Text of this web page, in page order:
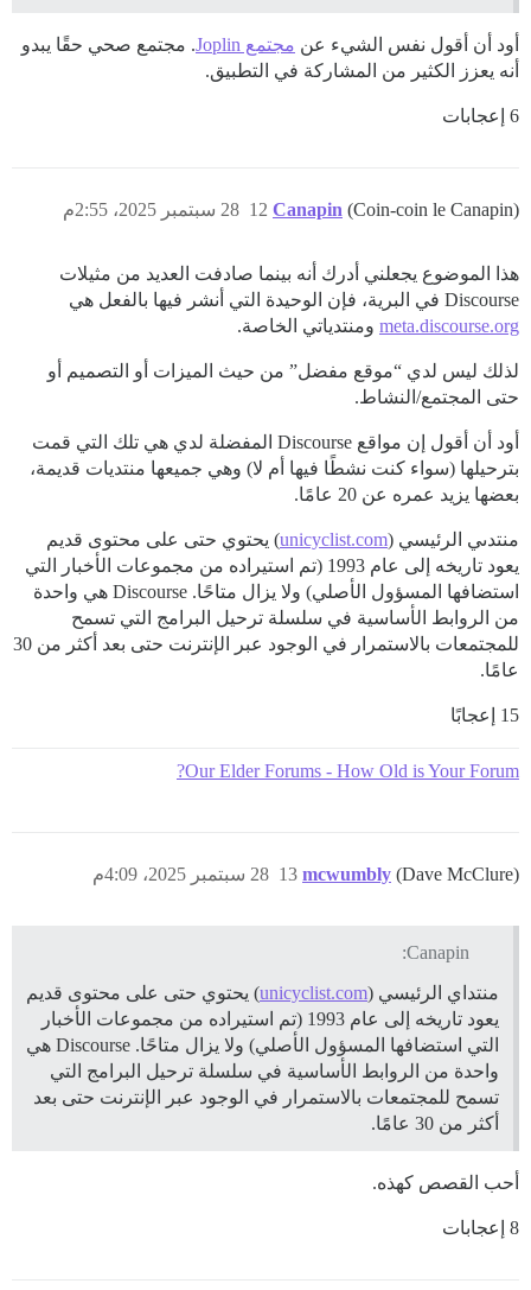
أود أن أقول نفس الشيء عن مجتمع Joplin
. مجتمع صحي حقًا يبدو
أنه يعزز الكثير من المشاركة في التطبيق.
6 إعجابات
Canapin (Coin-coin le Canapin) 28 سبتمبر 2025، 2:55م 12
هذا الموضوع يجعلني أدرك أنه بينما صادفت العديد من مثيلات
Discourse في البرية، فإن الوحيدة التي أنشر فيها بالفعل هي
meta.discourse.org ومنتدياتي الخاصة.
لذلك ليس لدي “موقع مفضل” من حيث الميزات أو التصميم أو
حتى المجتمع/النشاط.
أود أن أقول إن مواقع Discourse المفضلة لدي هي تلك التي قمت
بترحيلها (سواء كنت نشطًا فيها أم لا) وهي جميعها منتديات قديمة،
بعضها يزيد عمره عن 20 عامًا.
منتدىي الرئيسي (unicyclist.com) يحتوي حتى على محتوى قديم
يعود تاريخه إلى عام 1993 (تم استيراده من مجموعات الأخبار التي
استضافها المسؤول الأصلي) ولا يزال متاحًا. Discourse هي واحدة
من الروابط الأساسية في سلسلة ترحيل البرامج التي تسمح
للمجتمعات بالاستمرار في الوجود عبر الإنترنت حتى بعد أكثر من 30
عامًا.
15 إعجابًا
Our Elder Forums - How Old is Your Forum?
mcwumbly (Dave McClure) 28 سبتمبر 2025، 4:09م 13
Canapin:
منتداي الرئيسي (unicyclist.com) يحتوي حتى على محتوى قديم
يعود تاريخه إلى عام 1993 (تم استيراده من مجموعات الأخبار
التي استضافها المسؤول الأصلي) ولا يزال متاحًا. Discourse هي
واحدة من الروابط الأساسية في سلسلة ترحيل البرامج التي
تسمح للمجتمعات بالاستمرار في الوجود عبر الإنترنت حتى بعد
أكثر من 30 عامًا.
أحب القصص كهذه.
8 إعجابات